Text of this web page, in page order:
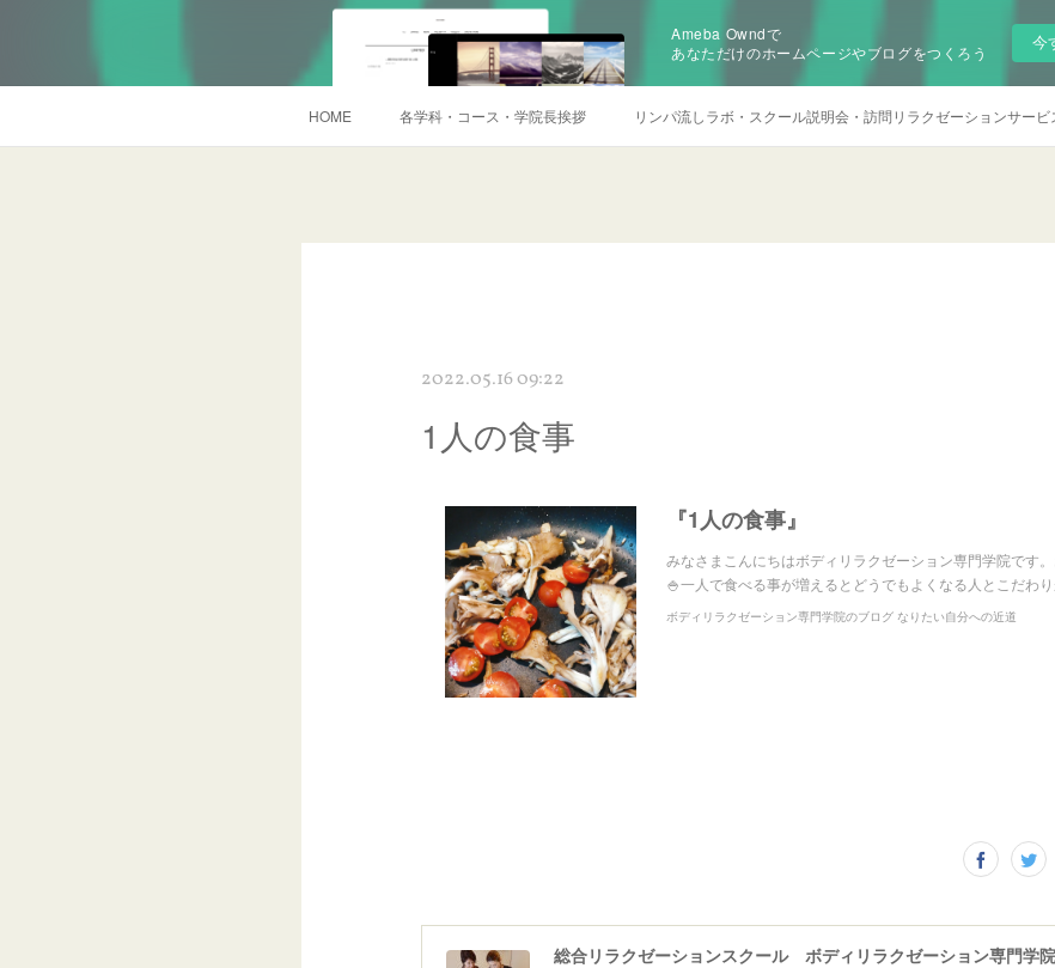
Ameba Owndで
あなただけのホームページやブログをつくろう
今
HOME 各学科・コース・学院長挨拶 リンパ流しラボ・スクール説明会・訪問リラクゼーションサー
2022.05.16 09:22
1人の食事
『1人の食事』
みなさまこんにちはボディリラクゼーション専門学院です
🍚一人で食べる事が増えるとどうでもよくなる人とこだわ
ボディリラクゼーション専門学院のブログ なりたい自分への近道
総合リラクゼーションスクール ボディリラクゼーション専門学院